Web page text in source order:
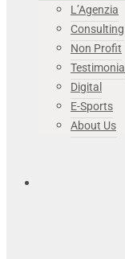
L’Agenzia
Consulting
Non Profit
Testimonial
Digital
E-Sports
About Us